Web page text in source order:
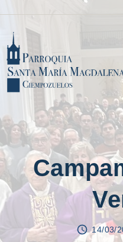
c
n
n
t
14/03/